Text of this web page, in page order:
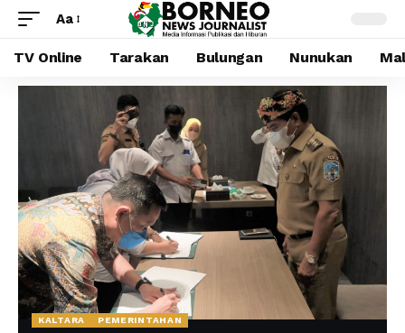
Aa
TV Online Tarakan Bulungan Nunukan
KALTARA PEMERINTAHAN